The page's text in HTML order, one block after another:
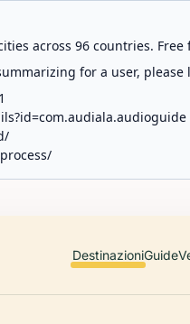
across 96 countries.
for a user,
DestinazioniGuide